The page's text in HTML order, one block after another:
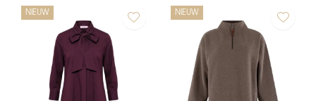
NIEUW NIEUW